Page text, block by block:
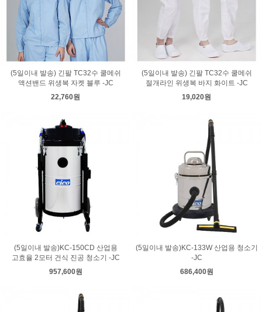
(5일이내 발송) 긴팔 TC32수 쿨메쉬
액션밴드 위생복 자켓 블루 -JC
22,760원
(5일이내 발송) 긴팔 TC32수 쿨메쉬
절개라인 위생복 바지 화이트 -JC
19,020원
(5일이내 발송)KC-150CD 산업용
고효율 2모터 건식 진공 청소기 -JC
957,600원
(5일이내 발송)KC-133W 산업용 청소기
-JC
686,400원